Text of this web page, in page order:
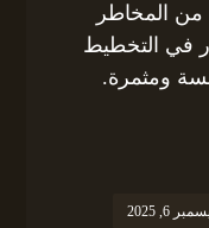
المخاطر
في التخطيط
ومثمرة.
6, 2025